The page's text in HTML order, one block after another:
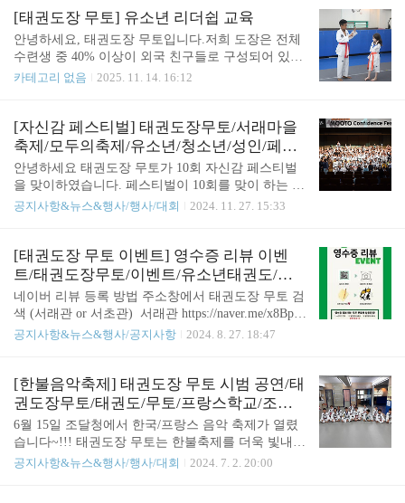
기억력은 물론, 균형감각과 신체 협응력이 자연스럽
게 발달합니다. 또한 지도자의 구령에 맞춰 수련하고
친구들..
은 아이들이 태권도장 무토에서 태권도와 예절을 배
우고 있답니다~^^ 태권도장 무토의 장점1. 태권도장
인 만큼 일반 학교 체육이 아닌 태권도 수업을 시행
원제 교육으로 성향에 맞게 섬세한 교육을 시키고 있
예절 교육도 시키고 있습니다.4. 운동 외 대기 시간에
는 바른자세로 대기를 시키기 때문에 안전 하게 아이
들을 관리 하고 있습니다. 태권도는 근력,..
[태권도장 무토] 유소년 리더쉽 교육
안녕하세요, 태권도장 무토입니다.저희 도장은 전체
수련생 중 40% 이상이 외국 친구들로 구성되어 있으
며, 모든 수업은 한국어와 영어로 이루어집니다. 특
니다.무토의 가장 큰 특징은 모든 아이들이 ‘리더’가
되는 리더십 교육입니다. 아이들이 서로를 가르치는
모습이 처음엔 낯설게 느껴질 수 있지만, 스스로 배
운 내용을 친구들에게 설명하고 지도하는 과정은 큰
성장을 이끌어 냅니다. 누군가를 가르치기 위해서는
동작을 더 깊이 이해해야 하기 때문에 이는 매우 가
진 검정띠를 매고 후배들을 지도할 아이들의 미래가
벌써부터 기대됩니다. 서로 소통하고 협력하며 배우
고 가..
카테고리 없음 2025. 11. 14. 16:12
[자신감 페스티벌] 태권도장무토/서래마을
축제/모두의축제/유소년/청소년/성인/페스
티벌/프랑스학교/외국인수련생
안녕하세요 태권도장 무토가 10회 자신감 페스티벌
을 맞이하였습니다. 페스티벌이 10회를 맞이 하는 것
정말 대단한 결과 입니다. 무엇보다 꾸준히 했다는
을 위해서 설립한 태권도장 입니다. 모든 수련생들이
제대로 된 태권도를 배우고 익히는 것을 지향 합니
다. 우리는 이렇게 힘들고 어려운 공연을 우리는 왜
할까요? 그것은 바로 우리들의 내면의 성장을 위해서
한다고 생각합니다. 긴장과 스트레스를 극복하고 무
언가를 이뤄내는 성취를 통해서 할 수 있는 자신감과
벌의 의미가 굉장히 크고 대단하다는 것을 느낄 수
있습니다.영상에 모두 담지 못하지만 못보신 분들위
해서 영..
공지사항&뉴스&행사/행사/대회 2024. 11. 27. 15:33
[태권도장 무토 이벤트] 영수증 리뷰 이벤
트/태권도장무토/이벤트/유소년태권도/서
래마을/레미안/아크로/원베일리/영수증리
뷰방법
네이버 리뷰 등록 방법 주소창에서 태권도장 무토 검
색 (서래관 or 서초관) 서래관 https://naver.me/x8BpF
P6z 태권도장무토 서래관 : 네이버방문자리뷰 21 ·
뷰 2 · 블로그리뷰 2m.place.naver.com 안녕하세요
~ 태권도장 무토 서래관, 서초관에서 영수증 리뷰를
진행합니다~ 방법은 아래를 참고, 기간은 제고 소진
시 까지 해주시면 됩니다^^앞에 QR코드를 찍어 주세
요~ 그리고 영수증 인증!!! 그 다음 좋았던 점을 차근
차근 적어 줍니다!! 트레이닝이 체계적이고, 열정선
공지사항&뉴스&행사/공지사항 2024. 8. 27. 18:47
[한불음악축제] 태권도장 무토 시범 공연/태
권도장무토/태권도/무토/프랑스학교/조달
청/태권도시범/격파/유소년/축제/즐거움/공
6월 15일 조달청에서 한국/프랑스 음악 축제가 열렸
습니다~!!! 태권도장 무토는 한불축제를 더욱 빛내고
자 시범에 참여의사를 알리고 곧장 시범 준비에 나섰
공지사항&뉴스&행사/행사/대회 2024. 7. 2. 20:00